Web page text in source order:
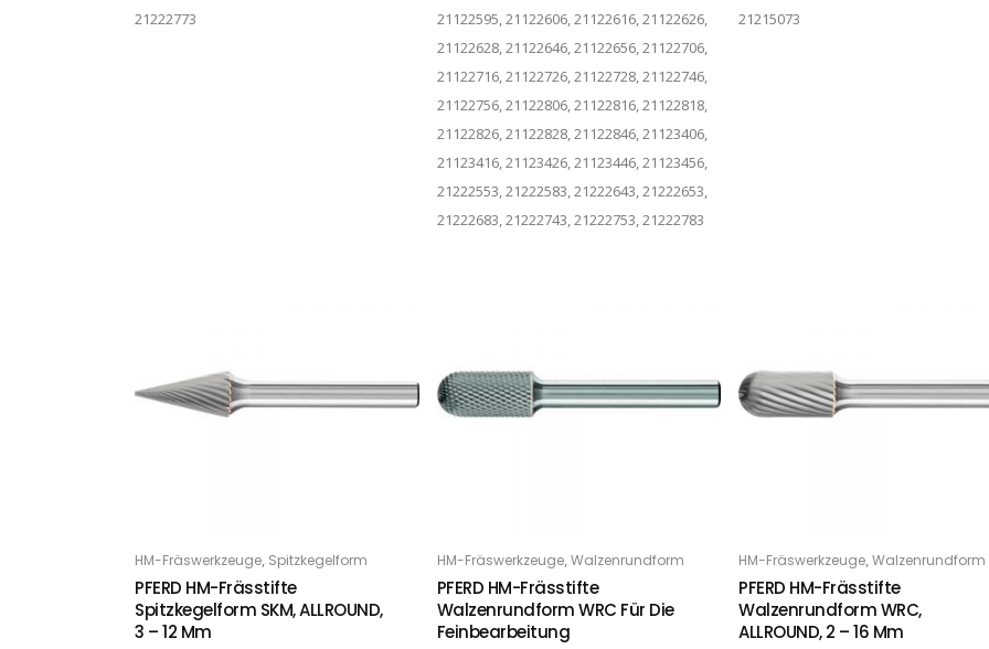
21222773
21122595, 21122606, 21122616, 21122626,
21122628, 21122646, 21122656, 21122706,
21122716, 21122726, 21122728, 21122746,
21122756, 21122806, 21122816, 21122818,
21122826, 21122828, 21122846, 21123406,
21123416, 21123426, 21123446, 21123456,
21222553, 21222583, 21222643, 21222653,
21222683, 21222743, 21222753, 21222783
21215073
OPTIONS
HM-Fräswerkzeuge, Spitzkegelform
PFERD HM-Frässtifte
Spitzkegelform SKM, ALLROUND,
3 – 12 Mm
OPTIONS
HM-Fräswerkzeuge,Walzenrundform
PFERD HM-Frässtifte
Walzenrundform WRC Für Die
Feinbearbeitung
OPTIONS
HM-Fräswerkzeuge,Walzenrundform
PFERD HM-Frässtifte
Walzenrundform WRC,
ALLROUND, 2 – 16 Mm